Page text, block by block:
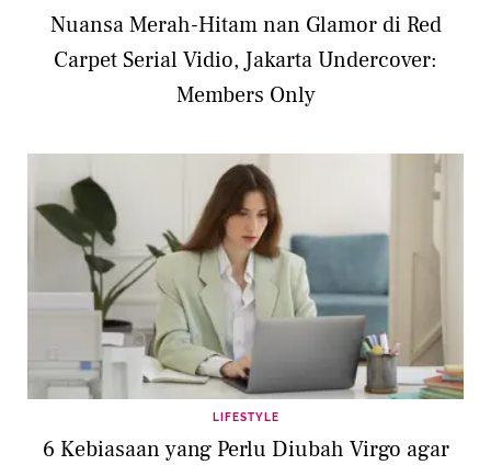
Nuansa Merah-Hitam nan Glamor di Red
Carpet Serial Vidio, Jakarta Undercover:
Members Only
LIFESTYLE
6 Kebiasaan yang Perlu Diubah Virgo agar